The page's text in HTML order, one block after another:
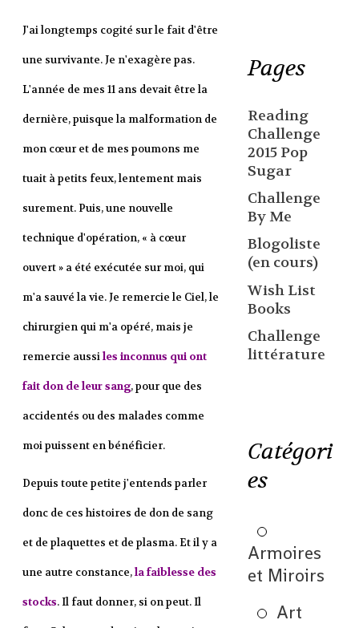
J'ai longtemps cogité sur le fait d'être
une survivante. Je n'exagère pas.
L'année de mes 11 ans devait être la
dernière, puisque la malformation de
mon cœur et de mes poumons me
tuait à petits feux, lentement mais
surement. Puis, une nouvelle
technique d'opération, « à cœur
ouvert » a été exécutée sur moi, qui
m'a sauvé la vie. Je remercie le Ciel, le
chirurgien qui m'a opéré, mais je
remercie aussiles inconnus qui ont
fait don de leur sang, pour que des
accidentés ou des malades comme
moi puissent en bénéficier.
Depuis toute petite j'entends parler
donc de ces histoires de don de sang
et de plaquettes et de plasma. Et il y a
une autre constance,la faiblesse des
stocks. Il faut donner, si on peut. Il
Pages
Reading
Challenge
2015 Pop
Sugar
Challenge
By Me
Blogoliste
(en cours)
Wish List
Books
Challenge
littérature
Catégori
es
Armoires
et Miroirs
Art